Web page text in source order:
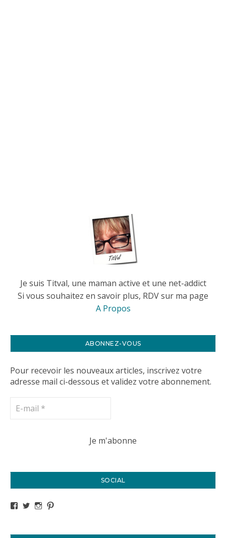
Je suis Titval, une maman active et une net-addict
Si vous souhaitez en savoir plus, RDV sur ma page
A Propos
ABONNEZ-VOUS
Pour recevoir les nouveaux articles, inscrivez votre
adresse mail ci-dessous et validez votre abonnement.
SOCIAL
Voir le profil de titval35 sur Facebook
Voir le profil de titval35 sur Twitter
Voir le profil de titval35 sur Instagram